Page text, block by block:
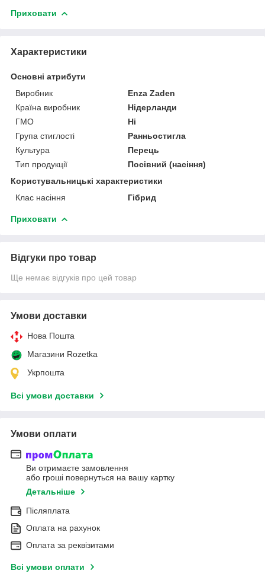
Приховати
Характеристики
Основні атрибути
Виробник
Enza Zaden
Країна виробник
Нідерланди
ГМО
Ні
Група стиглості
Ранньостигла
Культура
Перець
Тип продукції
Посівний (насіння)
Користувальницькі характеристики
Клас насіння
Гібрид
Приховати
Відгуки про товар
Ще немає відгуків про цей товар
Умови доставки
Нова Пошта
Магазини Rozetka
Укрпошта
Всі умови доставки
Умови оплати
Ви отримаєте замовлення
або гроші повернуться на вашу картку
Детальніше
Післяплата
Оплата на рахунок
Оплата за реквізитами
Всі умови оплати